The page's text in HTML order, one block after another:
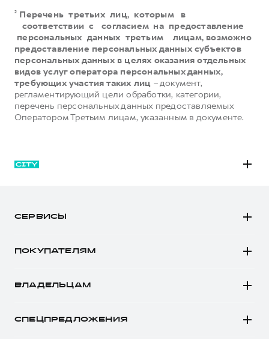
² Перечень третьих лиц, которым в
соответствии с согласием на предоставление
персональных данных третьим лицам, возможно
предоставление персональных данных субъектов
персональных данных в целях оказания отдельных
видов услуг оператора персональных данных,
требующих участия таких лиц – документ,
регламентирующий цели обработки, категории,
перечень персональных данных предоставляемых
Оператором Третьим лицам, указанным в документе.
СЕРВИСЫ
ПОКУПАТЕЛЯМ
Конфигуратор HAVAL
ВЛАДЕЛЬЦАМ
Запись на сервис
СПЕЦПРЕДЛОЖЕНИЯ